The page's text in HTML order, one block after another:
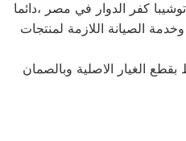
كفر الدوار في مصر ،دائما
الصيانة اللازمة لمنتجات
الغيار الاصلية وبالصمان